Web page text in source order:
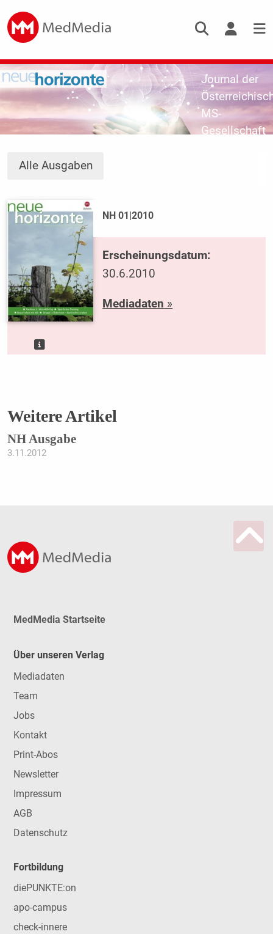
Journal der
MS-
Gesellschaft
Alle Ausgaben
NH 01|2010
Erscheinungsdatum:
30.6.2010
Mediadaten »
Weitere Artikel
NH Ausgabe
3.11.2012
MedMedia Startseite
Über unseren Verlag
Mediadaten
Team
Jobs
Kontakt
Print-Abos
Newsletter
Impressum
AGB
Datenschutz
Fortbildung
diePUNKTE:on
apo-campus
check-innere